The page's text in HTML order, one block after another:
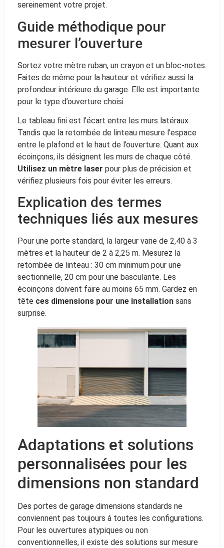
sereinement votre projet.
Guide méthodique pour
mesurer l’ouverture
Sortez votre mètre ruban, un crayon et un bloc-notes.
Faites de même pour la hauteur et vérifiez aussi la
profondeur intérieure du garage. Elle est importante
pour le type d’ouverture choisi.
Le tableau fini est l’écart entre les murs latéraux.
Tandis que la retombée de linteau mesure l’espace
entre le plafond et le haut de l’ouverture. Quant aux
écoinçons, ils désignent les murs de chaque côté.
Utilisez un mètre laser pour plus de précision et
vérifiez plusieurs fois pour éviter les erreurs.
Explication des termes
techniques liés aux mesures
Pour une porte standard, la largeur varie de 2,40 à 3
mètres et la hauteur de 2 à 2,25 m. Mesurez la
retombée de linteau : 30 cm minimum pour une
sectionnelle, 20 cm pour une basculante. Les
écoinçons doivent faire au moins 65 mm. Gardez en
tête ces dimensions pour une installation sans
surprise.
Adaptations et solutions
personnalisées pour les
dimensions non standard
Des portes de garage dimensions standards ne
conviennent pas toujours à toutes les configurations.
Pour les ouvertures atypiques ou non
conventionnelles, il existe des solutions sur mesure